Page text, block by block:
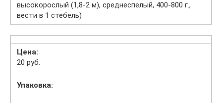
высокорослый (1,8-2 м), среднеспелый, 400-800 г.,
вести в 1 стебель)
Цена:
20 руб.
Упаковка: